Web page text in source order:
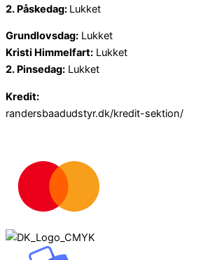
2. Påskedag: Lukket
Grundlovsdag: Lukket
Kristi Himmelfart: Lukket
2. Pinsedag: Lukket
Kredit:
randersbaadudstyr.dk/kredit-sektion/